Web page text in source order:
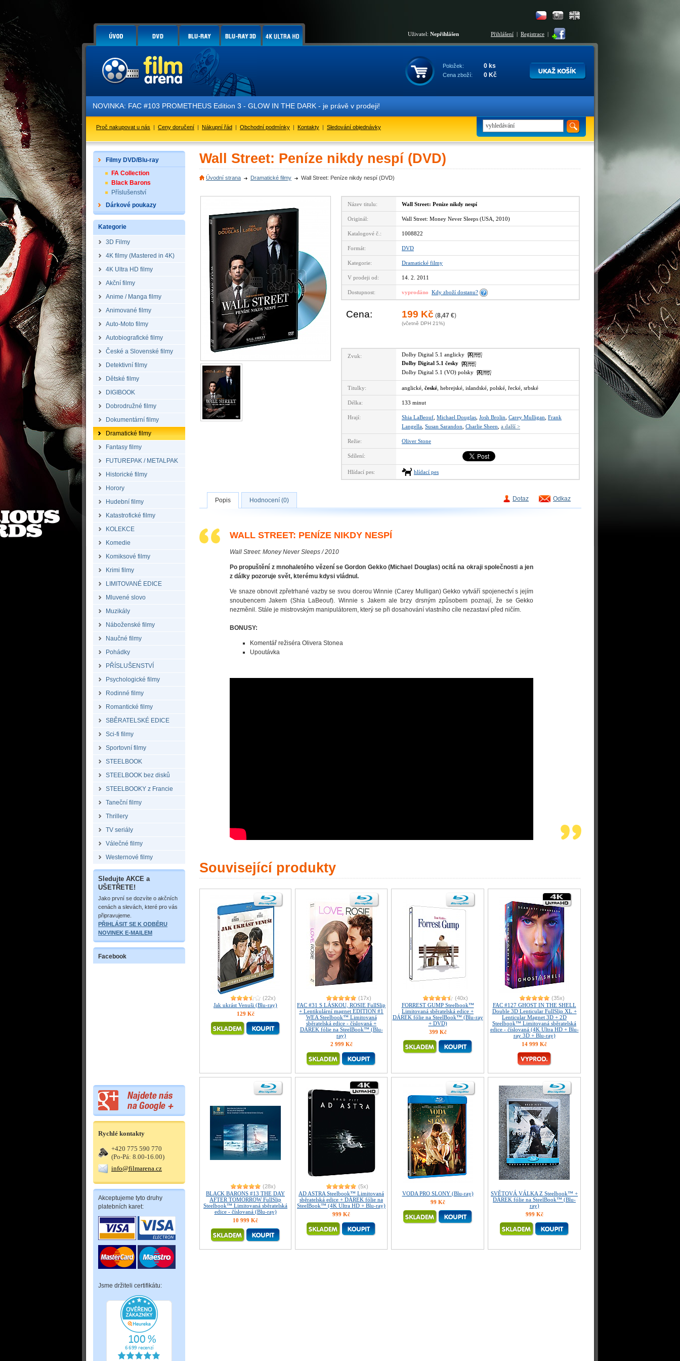
Uživatel: Nepřihlášen Přihlášení | Registrace |
Položek: 0 ks
Cena zboží: 0 Kč
NOVINKA: FAC #103 PROMETHEUS Edition 3 - GLOW IN THE DARK - je právě v prodeji!
Proč nakupovat u nás | Ceny doručení | Nákupní řád | Obchodní podmínky | Kontakty | Sledování objednávky
Filmy DVD/Blu-ray
FA Collection
Black Barons
Příslušenství
Dárkové poukazy
Kategorie
3D Filmy
4K filmy (Mastered in 4K)
4K Ultra HD filmy
Akční filmy
Anime / Manga filmy
Animované filmy
Auto-Moto filmy
Autobiografické filmy
České a Slovenské filmy
Detektivní filmy
Dětské filmy
DIGIBOOK
Dobrodružné filmy
Dokumentární filmy
Dramatické filmy
Fantasy filmy
FUTUREPAK / METALPAK
Historické filmy
Horory
Hudební filmy
Katastrofické filmy
KOLEKCE
Komedie
Komiksové filmy
Krimi filmy
LIMITOVANÉ EDICE
Mluvené slovo
Muzikály
Náboženské filmy
Naučné filmy
Pohádky
PŘÍSLUŠENSTVÍ
Psychologické filmy
Rodinné filmy
Romantické filmy
SBĚRATELSKÉ EDICE
Sci-fi filmy
Sportovní filmy
STEELBOOK
STEELBOOK bez disků
STEELBOOKY z Francie
Taneční filmy
Thrillery
TV seriály
Válečné filmy
Westernové filmy
Sledujte AKCE a
UŠETŘETE!
Jako první se dozvíte o akčních
cenách a slevách, které pro vás
připravujeme.
PŘIHLÁSIT SE K ODBĚRU
NOVINEK E-MAILEM
Facebook
Rychlé kontakty
+420 775 590 770
(Po-Pá: 8.00-16.00)
info@filmarena.cz
Akceptujeme tyto druhy
platebních karet:
Jsme držiteli certifikátu:
Wall Street: Peníze nikdy nespí (DVD)
Úvodní strana Dramatické filmy Wall Street: Peníze nikdy nespí (DVD)
Název titulu: Wall Street: Peníze nikdy nespí
Originál: Wall Street: Money Never Sleeps (USA, 2010)
Katalogové č.: 1008822
Formát: DVD
Kategorie: Dramatické filmy
V prodeji od: 14. 2. 2011
Dostupnost: vyprodáno Kdy zboží dostanu?
Cena: 199 Kč (8,47 €)
(včetně DPH 21%)
Zvuk:
Dolby Digital 5.1 anglicky
Dolby Digital 5.1 česky
Dolby Digital 5.1 (VO) polsky
Titulky: anglické, české , hebrejské, islandské, polské, řecké, srbské
Délka: 133 minut
Hrají: Shia LaBeouf Michael Douglas Josh Brolin Carey Mulligan Frank
Langella Susan Sarandon Charlie Sheen a další >
Režie: Oliver Stone
Sdílení:
Hlídací pes: hlídací pes
Dotaz Odkaz
Popis Hodnocení (0)
WALL STREET: PENÍZE NIKDY NESPÍ
Wall Street: Money Never Sleeps / 2010
Po propuštění z mnohaletého vězení se Gordon Gekko (Michael Douglas) ocitá na okraji společnosti a jen
z dálky pozoruje svět, kterému kdysi vládnul.
Ve snaze obnovit zpřetrhané vazby se svou dcerou Winnie (Carey Mulligan) Gekko vytváří spojenectví s jejím
snoubencem Jakem (Shia LaBeouf). Winnie s Jakem ale brzy drsným způsobem poznají, že se Gekko
nezměnil. Stále je mistrovským manipulátorem, který se při dosahování vlastního cíle nezastaví před ničím.
BONUSY:
Komentář režiséra Olivera Stonea
Upoutávka
Související produkty
(22x)
Jak ukrást Venuši (Blu-ray)
129 Kč
(17x)
FAC #31 S LÁSKOU, ROSIE FullSlip
+ Lentikulární magnet EDITION #1
WEA Steelbook™ Limitovaná
sběratelská edice - číslovaná +
DÁREK fólie na SteelBook™ (Blu-
ray)
2 999 Kč
(40x)
FORREST GUMP Steelbook™
Limitovaná sběratelská edice +
DÁREK fólie na SteelBook™ (Blu-ray
+ DVD)
399 Kč
(35x)
FAC #127 GHOST IN THE SHELL
Double 3D Lenticular FullSlip XL +
Lenticular Magnet 3D + 2D
Steelbook™ Limitovaná sběratelská
edice - číslovaná (4K Ultra HD + Blu-
ray 3D + Blu-ray)
14 999 Kč
(28x)
BLACK BARONS #13 THE DAY
AFTER TOMORROW FullSlip
Steelbook™ Limitovaná sběratelská
edice - číslovaná (Blu-ray)
10 999 Kč
(5x)
AD ASTRA Steelbook™ Limitovaná
sběratelská edice + DÁREK fólie na
SteelBook™ (4K Ultra HD + Blu-ray)
999 Kč
VODA PRO SLONY (Blu-ray)
99 Kč
SVĚTOVÁ VÁLKA Z Steelbook™ +
DÁREK fólie na SteelBook™ (Blu-
ray)
999 Kč